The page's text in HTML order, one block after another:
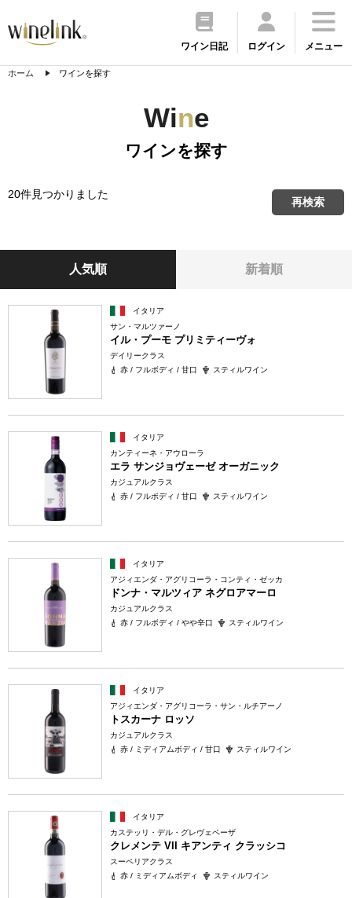
ワイン日記 ログイン メニュー
ホーム ワインを探す
Wine
ワインを探す
20件見つかりました
再検索
人気順 新着順
イタリア
サン・マルツァーノ
イル・プーモ プリミティーヴォ
デイリークラス
赤 / フルボディ / 甘口
スティルワイン
イタリア
カンティーネ・アウローラ
エラ サンジョヴェーゼ オーガニック
カジュアルクラス
赤 / フルボディ / 甘口
スティルワイン
イタリア
アジィエンダ・アグリコーラ・コンティ・ゼッカ
ドンナ・マルツィア ネグロアマーロ
カジュアルクラス
赤 / フルボディ / やや辛口
スティルワイン
イタリア
アジィエンダ・アグリコーラ・サン・ルチアーノ
トスカーナ ロッソ
カジュアルクラス
赤 / ミディアムボディ / 甘口
スティルワイン
イタリア
カステッリ・デル・グレヴェペーザ
クレメンテ VII キアンティ クラッシコ
スーペリアクラス
赤 / ミディアムボディ
スティルワイン